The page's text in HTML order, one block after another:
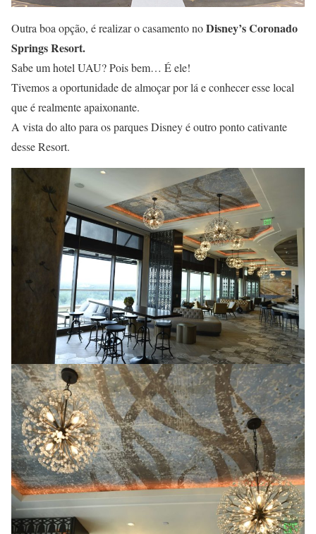
Outra boa opção, é realizar o casamento noDisney’s Coronado
Springs Resort.
Sabe um hotel UAU? Pois bem… É ele!
Tivemos a oportunidade de almoçar por lá e conhecer esse local
que é realmente apaixonante.
A vista do alto para os parques Disney é outro ponto cativante
desse Resort.